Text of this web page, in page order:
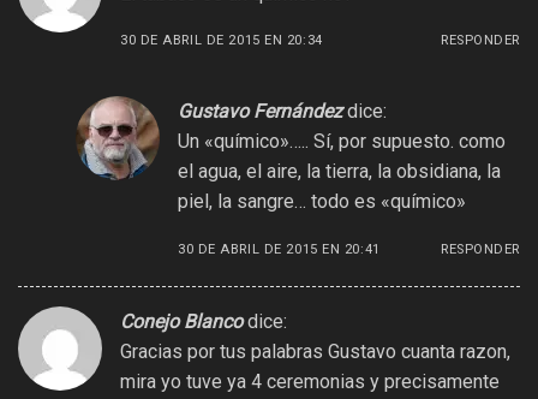
30 DE ABRIL DE 2015 EN 20:34 RESPONDER
Gustavo Fernández dice:
Un «químico»….. Sí, por supuesto. como
el agua, el aire, la tierra, la obsidiana, la
piel, la sangre… todo es «químico»
30 DE ABRIL DE 2015 EN 20:41 RESPONDER
Conejo Blanco dice:
Gracias por tus palabras Gustavo cuanta razon,
mira yo tuve ya 4 ceremonias y precisamente